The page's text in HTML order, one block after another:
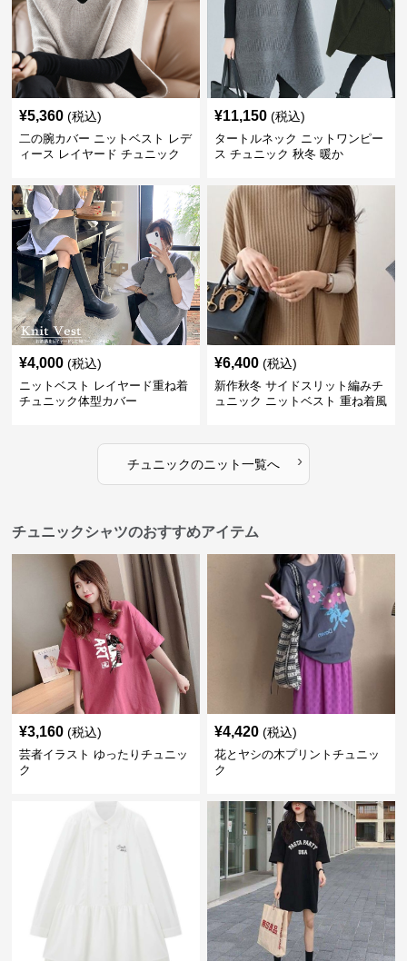
¥5,360 (税込)
二の腕カバー ニットベスト レデ
ィース レイヤード チュニック
¥11,150 (税込)
タートルネック ニットワンピー
ス チュニック 秋冬 暖か
¥4,000 (税込)
ニットベスト レイヤード重ね着
チュニック体型カバー
¥6,400 (税込)
新作秋冬 サイドスリット編みチ
ュニック ニットベスト 重ね着風
チュニックのニット一覧へ ›
チュニックシャツのおすすめアイテム
¥3,160 (税込)
芸者イラスト ゆったりチュニッ
ク
¥4,420 (税込)
花とヤシの木プリントチュニッ
ク